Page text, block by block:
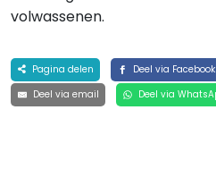
volwassenen.
Pagina delen Deel via Facebook
Deel via email
Deel via